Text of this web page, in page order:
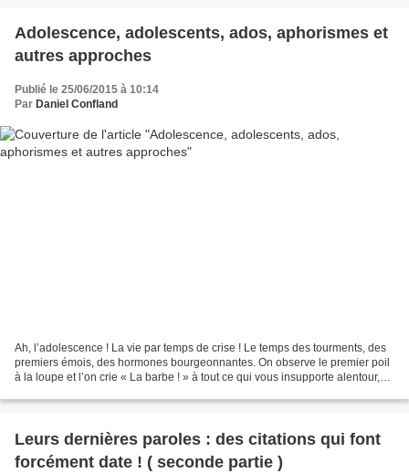
Adolescence, adolescents, ados, aphorismes et
autres approches
Publié le 25/06/2015 à 10:14
Par Daniel Confland
Ah, l’adolescence ! La vie par temps de crise ! Le temps des tourments, des
premiers émois, des hormones bourgeonnantes. On observe le premier poil
à la loupe et l’on crie « La barbe ! » à tout ce qui vous insupporte alentour,
Leurs dernières paroles : des citations qui font
forcément date ! ( seconde partie )